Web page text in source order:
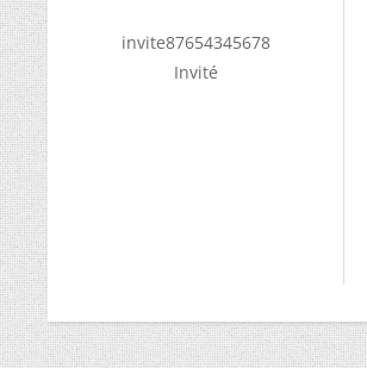
invite87654345678
Invité